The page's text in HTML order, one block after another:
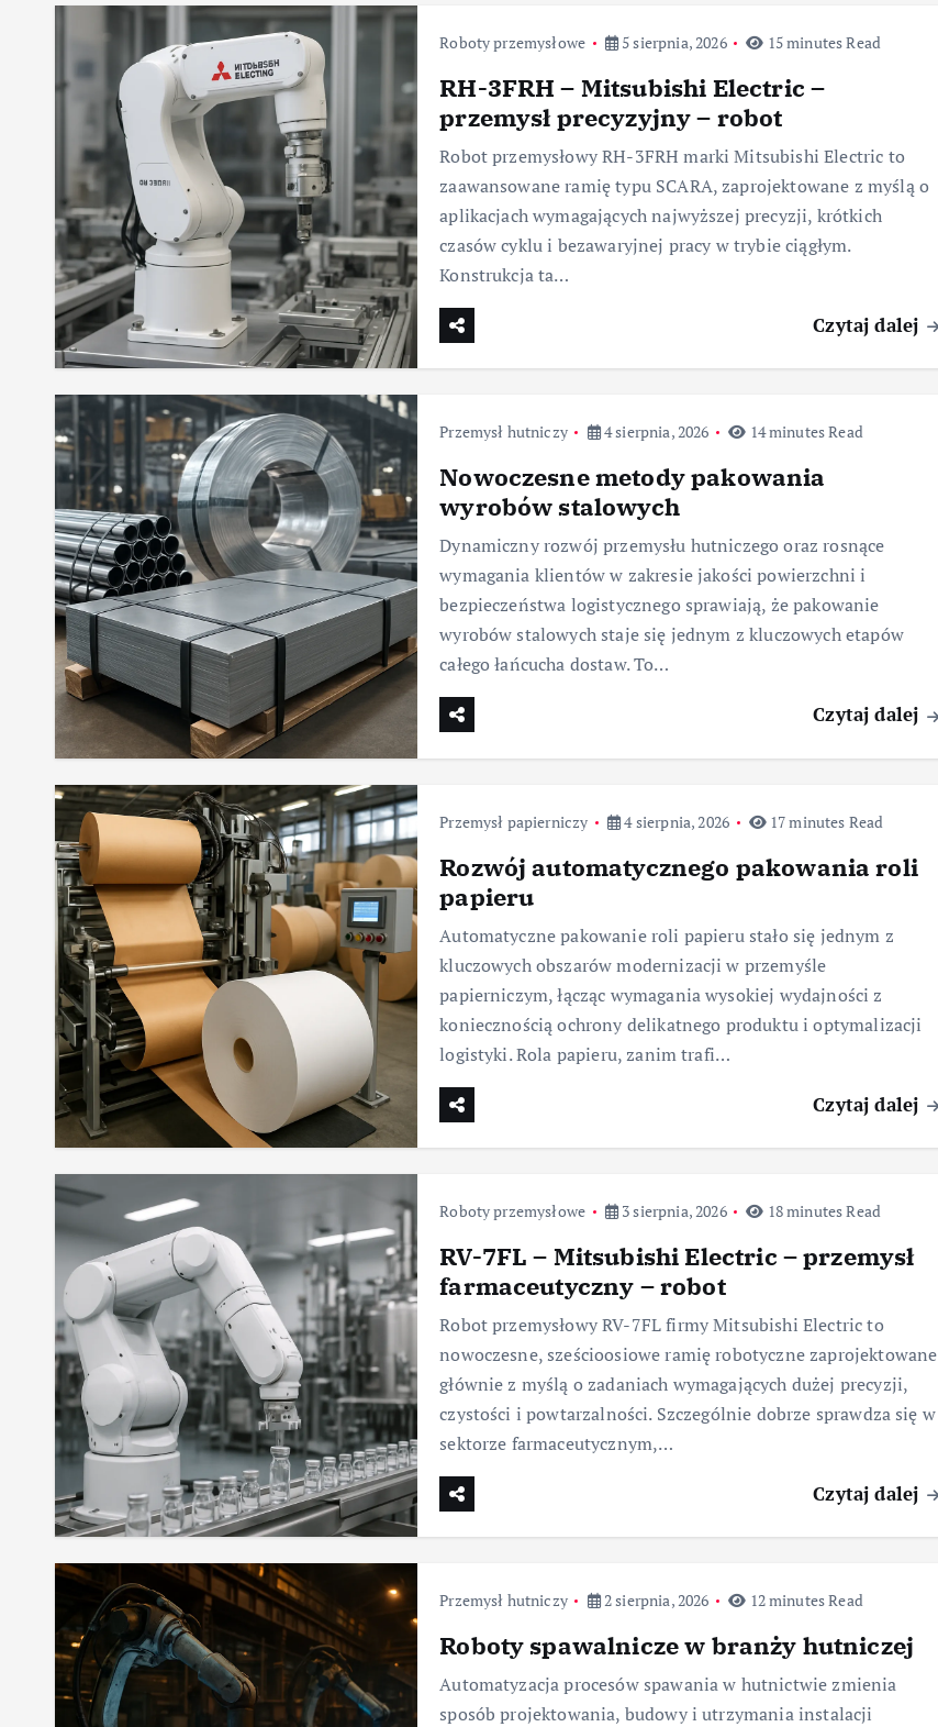
Roboty przemysłowe 5 sierpnia, 2026 15 minutes Read
RH-3FRH – Mitsubishi Electric –
przemysł precyzyjny – robot
Robot przemysłowy RH-3FRH marki Mitsubishi Electric to
zaawansowane ramię typu SCARA, zaprojektowane z myślą o
aplikacjach wymagających najwyższej precyzji, krótkich
czasów cyklu i bezawaryjnej pracy w trybie ciągłym.
Konstrukcja ta…
Czytaj dalej
Przemysł hutniczy 4 sierpnia, 2026 14 minutes Read
Nowoczesne metody pakowania
wyrobów stalowych
Dynamiczny rozwój przemysłu hutniczego oraz rosnące
wymagania klientów w zakresie jakości powierzchni i
bezpieczeństwa logistycznego sprawiają, że pakowanie
wyrobów stalowych staje się jednym z kluczowych etapów
całego łańcucha dostaw. To…
Czytaj dalej
Przemysł papierniczy 4 sierpnia, 2026 17 minutes Read
Rozwój automatycznego pakowania roli
papieru
Automatyczne pakowanie roli papieru stało się jednym z
kluczowych obszarów modernizacji w przemyśle
papierniczym, łącząc wymagania wysokiej wydajności z
koniecznością ochrony delikatnego produktu i optymalizacji
logistyki. Rola papieru, zanim trafi…
Czytaj dalej
Roboty przemysłowe 3 sierpnia, 2026 18 minutes Read
RV-7FL – Mitsubishi Electric – przemysł
farmaceutyczny – robot
Robot przemysłowy RV-7FL firmy Mitsubishi Electric to
nowoczesne, sześcioosiowe ramię robotyczne zaprojektowane
głównie z myślą o zadaniach wymagających dużej precyzji,
czystości i powtarzalności. Szczególnie dobrze sprawdza się w
sektorze farmaceutycznym,…
Czytaj dalej
Przemysł hutniczy 2 sierpnia, 2026 12 minutes Read
Roboty spawalnicze w branży hutniczej
Automatyzacja procesów spawania w hutnictwie zmienia
sposób projektowania, budowy i utrzymania instalacji